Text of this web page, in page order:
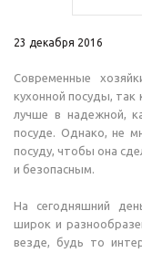
23 декабря 2016
Современные
кухонной посуды, так
лучше в надежной,
посуде. Однако, не
посуду, чтобы она
и безопасным.
На сегодняшний
широк и
везде, будь то